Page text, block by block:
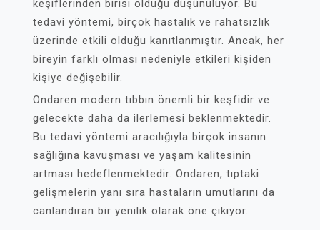
keşiflerinden birisi olduğu düşünülüyor. Bu
tedavi yöntemi, birçok hastalık ve rahatsızlık
üzerinde etkili olduğu kanıtlanmıştır. Ancak, her
bireyin farklı olması nedeniyle etkileri kişiden
kişiye değişebilir.
Ondaren modern tıbbın önemli bir keşfidir ve
gelecekte daha da ilerlemesi beklenmektedir.
Bu tedavi yöntemi aracılığıyla birçok insanın
sağlığına kavuşması ve yaşam kalitesinin
artması hedeflenmektedir. Ondaren, tıptaki
gelişmelerin yanı sıra hastaların umutlarını da
canlandıran bir yenilik olarak öne çıkıyor.